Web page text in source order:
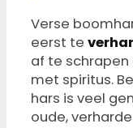
Verse
eerst te
af te
met spiritus.
hars is veel
oude,